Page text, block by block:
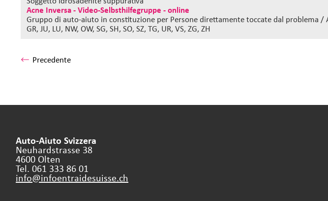
Acne Inversa - Video-Selbsthilfegruppe - online
Gruppo di auto-aiuto in constituzione per Persone direttamente toccate dal problema /
GR, JU, LU, NW, OW, SG, SH, SO, SZ, TG, UR, VS, ZG, ZH
Precedente
Auto-Aiuto Svizzera
Neuhardstrasse 38
4600 Olten
Tel. 061 333 86 01
info@infoentraidesuisse.ch